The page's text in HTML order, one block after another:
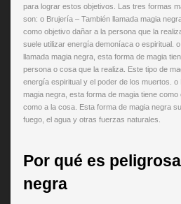
para lograr estos objetivos. Las tres formas
son: o Brujería – También llamada magia
como objetivo dañar a la persona que la
suele utilizar energía demoníaca o espiritual.
llamada magia negra, esta forma de magia
persona o cosa que la realiza. Este tipo de
energía espiritual y el poder de los muertos.
magia negra, esta forma de magia tiene
como a la cosa. Esta forma de magia negra
fuego, el agua y otras fuerzas naturales.
Por qué es
negra